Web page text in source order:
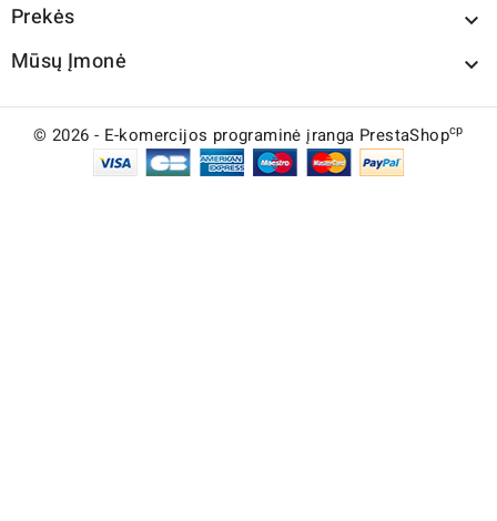
Prekės 
Mūsų Įmonė 
© 2026 - E-komercijos programinė įranga PrestaShopcp